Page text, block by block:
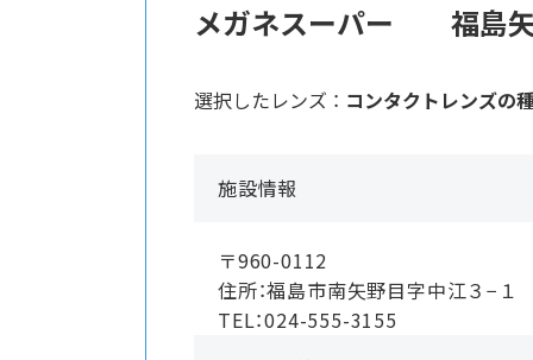
メガネスーパー 福島
選択したレンズ ： コンタクトレンズの
施設情報
〒960-0112
住所：福島市南矢野目字中江３−１
TEL：024-555-3155